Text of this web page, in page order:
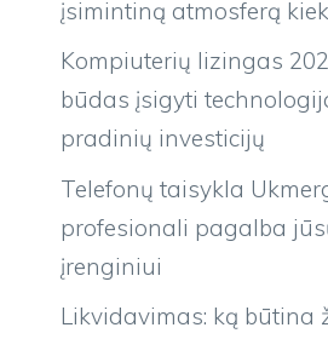
įsimintiną atmosferą
Kompiuterių lizingas
būdas įsigyti
pradinių investicijų
Telefonų taisykla
profesionali pagalba
įrenginiui
Likvidavimas: ką būtina